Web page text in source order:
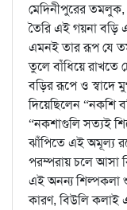
মেদিনীপুরের তমলুক,
তৈরি এই গয়না বড়ি
এমনই তার রূপ যে
তুলে বাঁধিয়ে রাখতে
বড়ির রূপে ও স্বাদে
দিয়েছিলেন “নকশি
“নকশাগুলি সত্যই
ঝাঁপিতে এই অমূল্য
পরম্পরায় চলে আসা
এই অনন্য শিল্পকলা
কারণ, বিউলি কলাই